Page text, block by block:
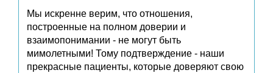
Мы искренне верим, что отношения,
построенные на полном доверии и
взаимопонимании - не могут быть
мимолетными! Тому подтверждение - наши
прекрасные пациенты, которые доверяют свою